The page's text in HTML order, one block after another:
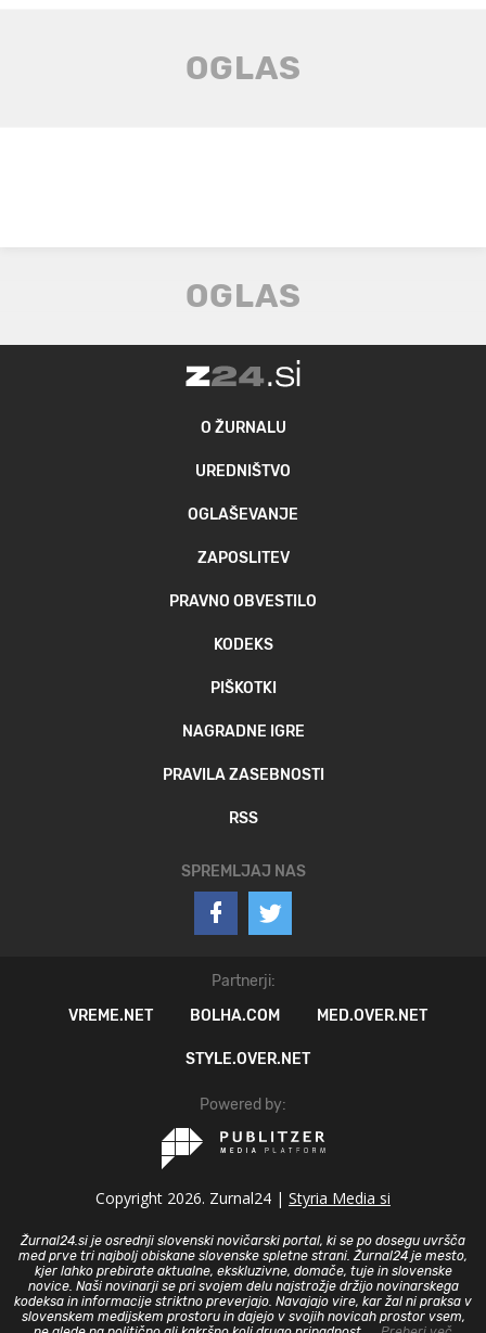
O ŽURNALU
UREDNIŠTVO
OGLAŠEVANJE
ZAPOSLITEV
PRAVNO OBVESTILO
KODEKS
PIŠKOTKI
NAGRADNE IGRE
PRAVILA ZASEBNOSTI
RSS
SPREMLJAJ NAS
Partnerji:
VREME.NET
BOLHA.COM MED.OVER.NET
STYLE.OVER.NET
Powered by:
Copyright 2026. Zurnal24 | Styria Media si
Žurnal24.si je osrednji slovenski novičarski portal, ki se po dosegu uvršča
med prve tri najbolj obiskane slovenske spletne strani. Žurnal24 je mesto,
kjer lahko prebirate aktualne, ekskluzivne, domače, tuje in slovenske
novice. Naši novinarji se pri svojem delu najstrožje držijo novinarskega
kodeksa in informacije striktno preverjajo. Navajajo vire, kar žal ni praksa v
slovenskem medijskem prostoru in dajejo v svojih novicah prostor vsem,